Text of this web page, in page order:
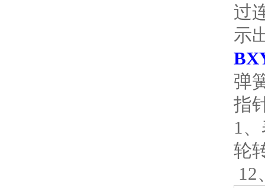
过
示
弹
指
1
轮
12